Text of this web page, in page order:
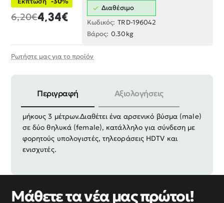
4,34€
6,20€
Διαθέσιμο
Κωδικός: TRD-196042
Βάρος: 0.30kg
Ρωτήστε μας για το προϊόν
Περιγραφή Αξιολογήσεις
Καλώδιο ήχου και βίντεο υψηλής ταχύτητας της SGL,
μήκους 3 μέτρων.Διαθέτει ένα αρσενικό βύσμα (male)
σε δύο θηλυκά (female), κατάλληλο για σύνδεση με
φορητούς υπολογιστές, τηλεοράσεις HDTV και
ενισχυτές.
Μάθετε τα νέα μας πρώτοι!